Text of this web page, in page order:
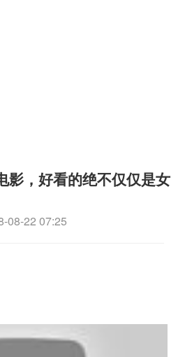
影，好看的绝不仅仅是女
08-22 07:25